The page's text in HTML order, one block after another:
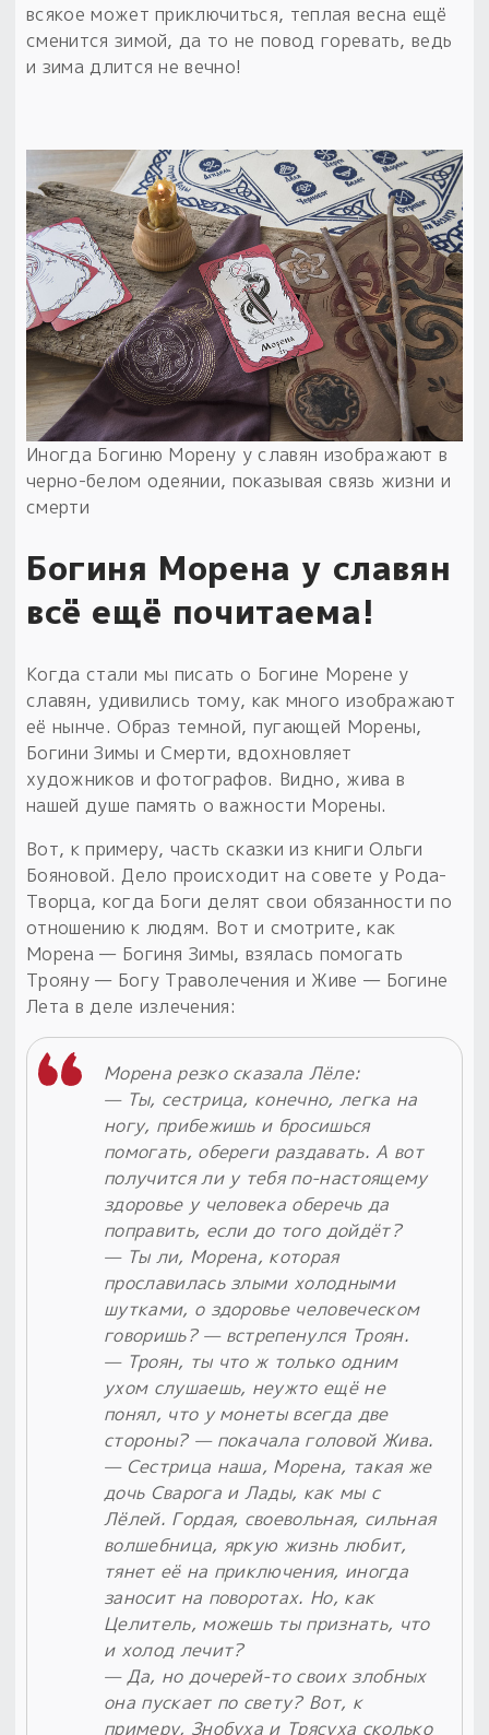
всякое может приключиться, теплая весна ещё
сменится зимой, да то не повод горевать, ведь
и зима длится не вечно!
Иногда Богиню Морену у славян изображают в
черно-белом одеянии, показывая связь жизни и
смерти
Богиня Морена у славян
всё ещё почитаема!
Когда стали мы писать о Богине Морене у
славян, удивились тому, как много изображают
её нынче. Образ темной, пугающей Морены,
Богини Зимы и Смерти, вдохновляет
художников и фотографов. Видно, жива в
нашей душе память о важности Морены.
Вот, к примеру, часть сказки из книги Ольги
Бояновой. Дело происходит на совете у Рода-
Творца, когда Боги делят свои обязанности по
отношению к людям. Вот и смотрите, как
Морена — Богиня Зимы, взялась помогать
Трояну — Богу Траволечения и Живе — Богине
Лета в деле излечения:
Морена резко сказала Лёле:
— Ты, сестрица, конечно, легка на
ногу, прибежишь и бросишься
помогать, обереги раздавать. А вот
получится ли у тебя по-настоящему
здоровье у человека оберечь да
поправить, если до того дойдёт?
— Ты ли, Морена, которая
прославилась злыми холодными
шутками, о здоровье человеческом
говоришь? — встрепенулся Троян.
— Троян, ты что ж только одним
ухом слушаешь, неужто ещё не
понял, что у монеты всегда две
стороны? — покачала головой Жива.
— Сестрица наша, Морена, такая же
дочь Сварога и Лады, как мы с
Лёлей. Гордая, своевольная, сильная
волшебница, яркую жизнь любит,
тянет её на приключения, иногда
заносит на поворотах. Но, как
Целитель, можешь ты признать, что
и холод лечит?
— Да, но дочерей-то своих злобных
она пускает по свету? Вот, к
примеру, Знобуха и Трясуха сколько